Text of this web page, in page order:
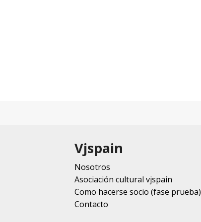
Vjspain
Nosotros
Asociación cultural vjspain
Como hacerse socio (fase prueba)
Contacto